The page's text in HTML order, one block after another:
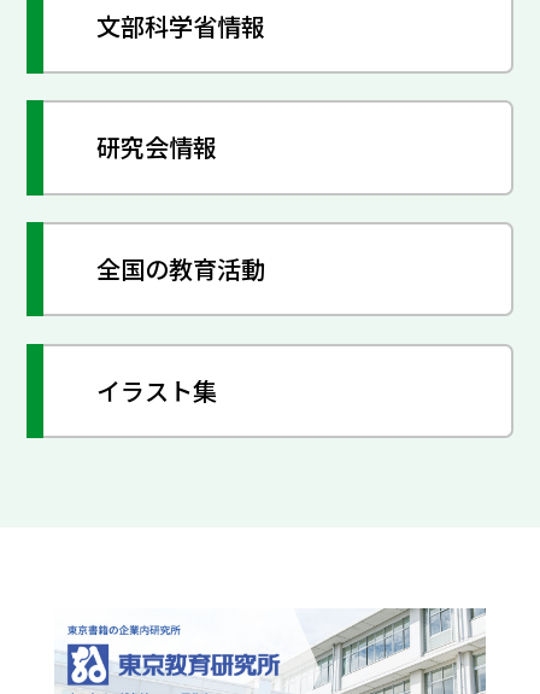
文部科学省情報
研究会情報
全国の教育活動
イラスト集